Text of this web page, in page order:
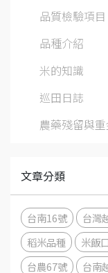
品質檢驗項目
品種介紹
米的知識
巡田日誌
農藥殘留與
文章分類
台南16號 台灣
稻米品種
米飯
台農67號
台南